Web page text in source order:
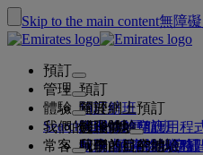
Skip to the main content無障
預訂
預訂
預訂航班
搜尋航班
航班時
關於網上預訂
阿聯酋航空應用程
阿聯酋航空
Search flight
管理
管理
管理你的預訂
檢索你的預訂
起飛前
起飛前
行李
體驗
機上體驗
航班上提供的服務
阿聯酋航空體驗
我們的目的地
我們的目的地
常客